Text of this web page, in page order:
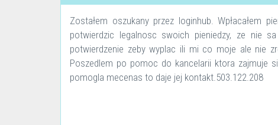
Zostałem oszukany przez loginhub. Wpłacałem
potwierdzic legalnosc swoich pieniedzy, ze nie
potwierdzenie zeby wyplac ili mi co moje ale nie
Poszedlem po pomoc do kancelarii ktora zajmuje
pomogla mecenas to daje jej kontakt.503.122.208